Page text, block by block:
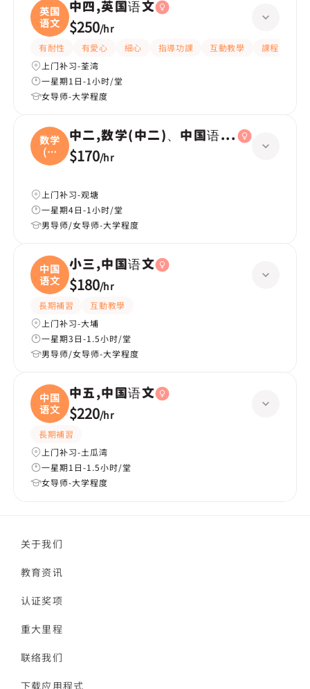
英国
语文
中四,英国语文
$250/hr
有耐性 有愛心 細心 指導功課 互動教學
課程設計
上门补习-荃湾
一星期1日-1小时/堂
女导师-大学程度
数学
(中
二
中二,数学(中二)、中国语文(中二)、英
$170/hr
上门补习-观塘
一星期4日-1小时/堂
男导师/女导师-大学程度
中国
语文
小三,中国语文
$180/hr
長期補習
互動教學
上门补习-大埔
一星期3日-1.5小时/堂
男导师/女导师-大学程度
中国
语文
中五,中国语文
$220/hr
長期補習
上门补习-土瓜湾
一星期1日-1.5小时/堂
女导师-大学程度
关于我们
教育资讯
认证奖项
重大里程
联络我们
下载应用程式